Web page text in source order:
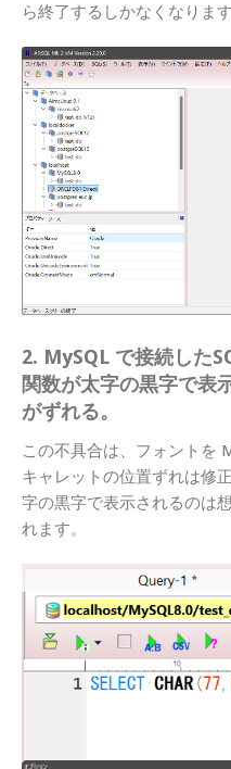
ら終了するしかなくなります
2. MySQL で接続した
関数が太字の黒字で表
がずれる。
この不具合は、フォントを
キャレットの位置ずれは修
字の黒字で表示されるのは
れます。